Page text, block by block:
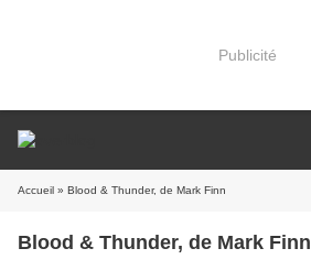
Publicité
Accueil » Blood & Thunder, de Mark Finn
Blood & Thunder, de Mark Finn